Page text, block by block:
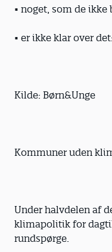
• noget, som de ikke
• er ikke klar over
Kilde: Børn&Unge
Kommuner uden
Under halvdelen af
klima­politik for
rundspørge.